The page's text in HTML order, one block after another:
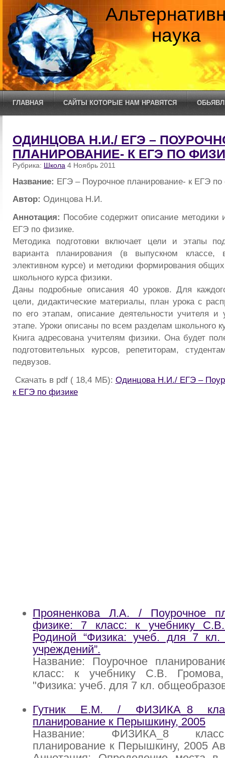
наука
ГЛАВНАЯ САЙТЫ КОТОРЫЕ НАМ НРАВЯТСЯ
ОДИНЦОВА Н.И./ ЕГЭ –
ПЛАНИРОВАНИЕ- К ЕГЭ ПО
Рубрика: Школа 4 Ноябрь 2011
Название: ЕГЭ – Поурочное планирование- к ЕГЭ по
Автор: Одинцова Н.И.
Аннотация: Пособие содержит описание методики
ЕГЭ по физике.
Методика подготовки включает цели и этапы
варианта планирования (в выпускном
элективном курсе) и методики формирования
школьного курса физики.
Даны подробные описания 40 уроков. Для
цели, дидактические материалы, план урока с
по его этапам, описание деятельности учителя
этапе. Уроки описаны по всем разделам школьного
Книга адресована учителям физики. Она будет
подготовительных курсов, репетиторам,
педвузов.
Скачать в pdf ( 18,4 МБ): Одинцова Н.И./ ЕГЭ –
к ЕГЭ по физике
Прояненкова Л.А. / Поурочное
физике: 7 класс: к учебнику
Родиной “Физика: учеб. для 7 кл.
учреждений”.
Название: Поурочное
класс: к учебнику С.В.
"Физика: учеб. для 7 кл.
Гутник Е.М. / ФИЗИКА_8
планирование к Перышкину, 2005
Название: ФИЗИКА_8
планирование к Перышкину, 2005